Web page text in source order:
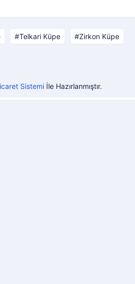
Telkari Küpe Zirkon Küpe
Sistemiİle Hazırlanmıştır.